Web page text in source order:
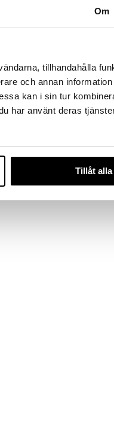
Om
tillhandahålla
och annan
kan i sin tur
har använt deras
Tillåt alla